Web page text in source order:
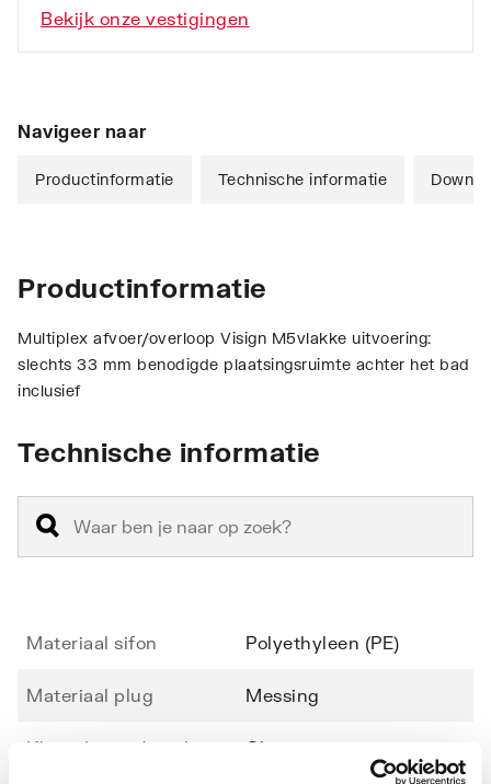
Bekijk onze vestigingen
Navigeer naar
Productinformatie Technische informatie
Productinformatie
Multiplex afvoer/overloop Visign M5vlakke uitvoering:
slechts 33 mm benodigde plaatsingsruimte achter het bad
inclusief
Technische informatie
Materiaal sifon Polyethyleen (PE)
Materiaal plug Messing
Kleur danser/overloop Chroom